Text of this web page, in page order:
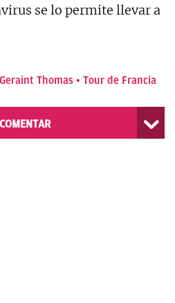
se lo permite llevar a
Geraint Thomas Tour de Francia
COMENTAR